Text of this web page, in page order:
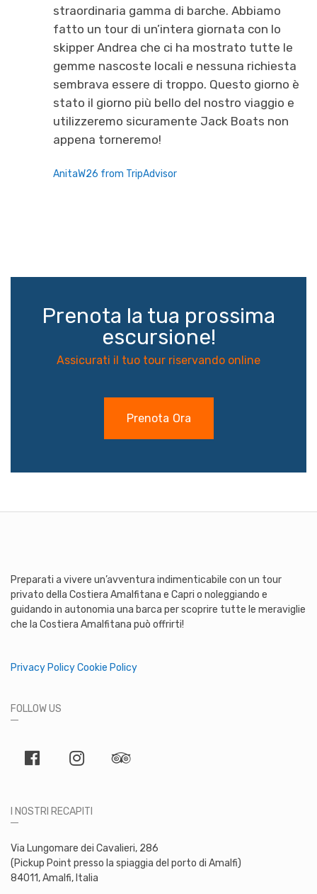
straordinaria gamma di barche. Abbiamo
fatto un tour di un’intera giornata con lo
skipper Andrea che ci ha mostrato tutte le
gemme nascoste locali e nessuna richiesta
sembrava essere di troppo. Questo giorno è
stato il giorno più bello del nostro viaggio e
utilizzeremo sicuramente Jack Boats non
appena torneremo!
AnitaW26 from TripAdvisor
Prenota la tua prossima
escursione!
Assicurati il tuo tour riservando online
Prenota Ora
Preparati a vivere un’avventura indimenticabile con un tour
privato della Costiera Amalfitana e Capri o noleggiando e
guidando in autonomia una barca per scoprire tutte le meraviglie
che la Costiera Amalfitana può offrirti!
Privacy PolicyCookie Policy
FOLLOW US
I NOSTRI RECAPITI
Via Lungomare dei Cavalieri, 286
(Pickup Point presso la spiaggia del porto di Amalfi)
84011, Amalfi, Italia